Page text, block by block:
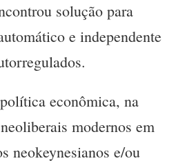
solução para
e independente
econômica, na
modernos em
neokeynesianos e/ou